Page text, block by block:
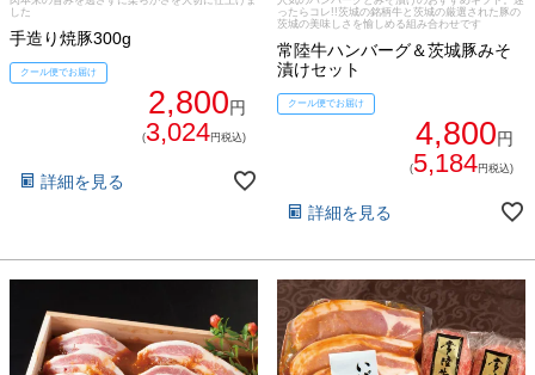
常陸牛とは？
法人の方へ
よくある質問
ステーキ
ハンバーグ
レトルトカレー
シャルキュトリー
した
手造り焼豚300g
クール便でお届け
2,800円
(3,024円税込)
詳細を見る
ったらコレ!!茨城の銘柄牛と茨城の厳選された豚の
茨城の美味しさを愉しめる組み合わせです
常陸牛ハンバーグ＆茨城豚みそ
漬けセット
クール便でお届け
4,800円
(5,184円税込)
詳細を見る